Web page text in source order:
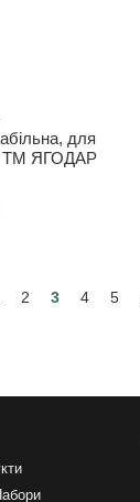
для
г ТМ ЯГОДАР
2 3 4 5